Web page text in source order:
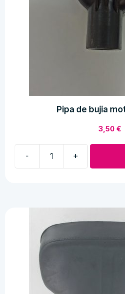
Pipa de bujia
3,50€
-
clásica
cantidad
+